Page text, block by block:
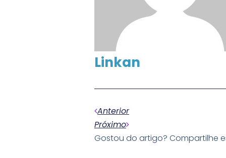
Linkan
Anterior
Próximo
Gostou do artigo? Compartilhe